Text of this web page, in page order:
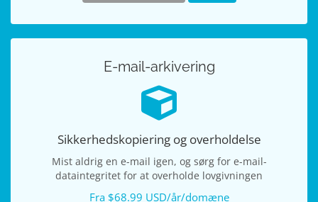
E-mail-arkivering
Sikkerhedskopiering og overholdelse
Mist aldrig en e-mail igen, og sørg for e-mail-
dataintegritet for at overholde lovgivningen
Fra $68.99 USD/år/domæne